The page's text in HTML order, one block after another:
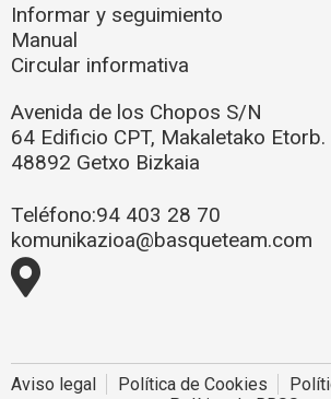
Informar y seguimiento
Manual
Circular informativa
Avenida de los Chopos S/N
64 Edificio CPT, Makaletako Etorb.
48892 Getxo Bizkaia
Teléfono:94 403 28 70
komunikazioa@basqueteam.com
Aviso legal Política de Cookies